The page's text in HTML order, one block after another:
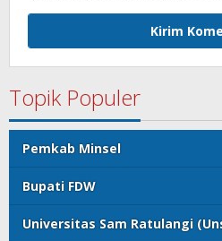
Topik Populer
Pemkab Minsel
Bupati FDW
Universitas Sam Ratulangi